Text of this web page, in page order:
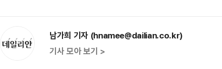
남가희 기자 (hnamee@dailian.co.kr)
기사 모아 보기 >